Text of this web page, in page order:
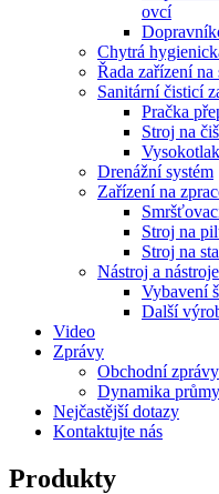
ovcí
Chytrá
Řada zařízení na
Sanitární čisticí
Pračka
Stroj na
Drenážní systém
Zařízení na
Stroj na
Stroj na
Nástroj a
Vybavení
Další
Video
Zprávy
Obchodní zprávy
Dynamika
Nejčastější dotazy
Kontaktujte nás
Produkty